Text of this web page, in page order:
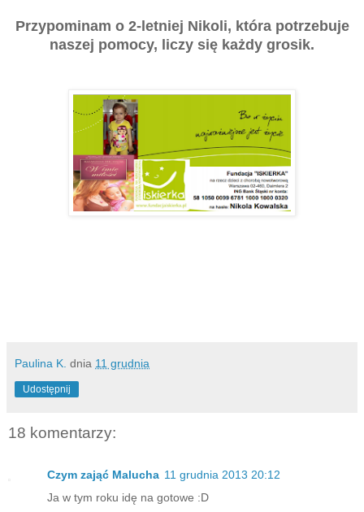
Przypominam o 2-letniej Nikoli, która potrzebuje
naszej pomocy, liczy się każdy grosik.
Paulina K. dnia 11 grudnia
Udostępnij
18 komentarzy:
Czym zająć Malucha 11 grudnia 2013 20:12
Ja w tym roku idę na gotowe :D